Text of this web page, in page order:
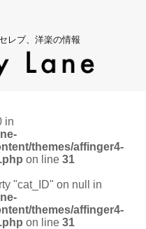
レブ、洋楽の情報
in
themes/affinger4-
on line 31
"cat_ID" on null in
themes/affinger4-
on line 31